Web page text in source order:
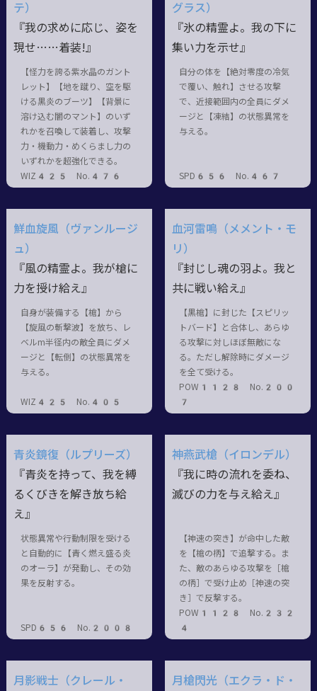
テ）
『我の求めに応じ、姿を
現せ……着装!』
【怪力を誇る紫水晶のガント
レット】【地を蹴り、空を駆
ける黒炎のブーツ】【背景に
溶け込む闇のマント】のいず
れかを召喚して装着し、攻撃
力・機動力・めくらまし力の
いずれかを超強化できる。
WIZ425 No.476
グラス）
『氷の精霊よ。我の下に
集い力を示せ』
自分の体を【絶対零度の冷気
で覆い、触れ】させる攻撃
で、近接範囲内の全員にダメ
ージと【凍結】の状態異常を
与える。
SPD656 No.467
鮮血旋風（ヴァンルージ
ュ）
『風の精霊よ。我が槍に
力を授け給え』
自身が装備する【槍】から
【旋風の斬撃波】を放ち、レ
ベルm半径内の敵全員にダメ
ージと【転倒】の状態異常を
与える。
WIZ425 No.405
血河雷鳴（メメント・モ
リ）
『封じし魂の羽よ。我と
共に戦い給え』
【黒槍】に封じた【スピリッ
トバード】と合体し、あらゆ
る攻撃に対しほぼ無敵にな
る。ただし解除時にダメージ
を全て受ける。
POW1128 No.200
7
青炎鏡復（ルプリーズ）
『青炎を持って、我を縛
るくびきを解き放ち給
え』
状態異常や行動制限を受ける
と自動的に【青く燃え盛る炎
のオーラ】が発動し、その効
果を反射する。
SPD656 No.2008
神燕武槍（イロンデル）
『我に時の流れを委ね、
滅びの力を与え給え』
【神速の突き】が命中した敵
を【槍の柄】で追撃する。ま
た、敵のあらゆる攻撃を［槍
の柄］で受け止め［神速の突
き］で反撃する。
POW1128 No.232
4
月影戦士（クレール・ 月槍閃光（エクラ・ド・